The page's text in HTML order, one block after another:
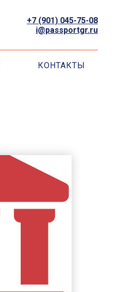
+7 (901) 045-75-08
i@passportgr.ru
КОНТАКТЫ